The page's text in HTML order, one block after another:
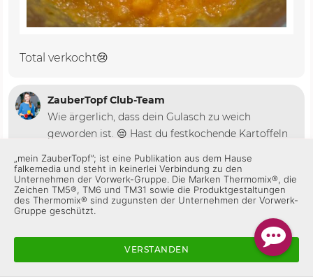
Total verkocht😢
ZauberTopf Club-Team
Wie ärgerlich, dass dein Gulasch zu weich
geworden ist. 😔 Hast du festkochende Kartoffeln
sollte das eigentlich nicht passieren. Liebe Grüße!
🍲😊
Gefällt mir
„mein ZauberTopf”; ist eine Publikation aus dem Hause
falkemedia und steht in keinerlei Verbindung zu den
Unternehmen der Vorwerk-Gruppe. Die Marken Thermomix®, die
Zeichen TM5®, TM6 und TM31 sowie die Produktgestaltungen
des Thermomix® sind zugunsten der Unternehmen der Vorwerk-
Gruppe geschützt.
VERSTANDEN